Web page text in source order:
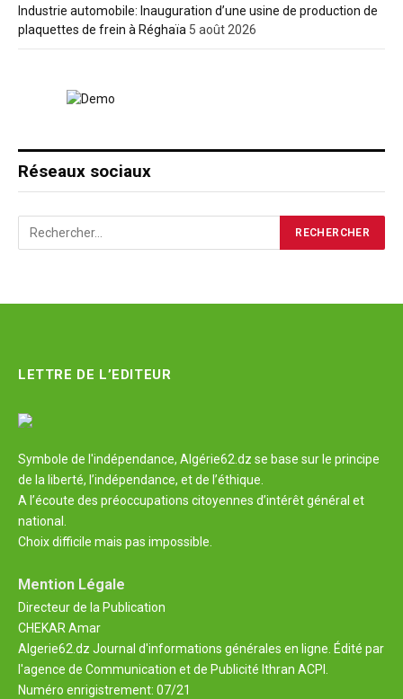
Industrie automobile: Inauguration d’une usine de production de
plaquettes de frein à Réghaïa 5 août 2026
Réseaux sociaux
LETTRE DE L’EDITEUR
Symbole de l'indépendance, Algérie62.dz se base sur le principe
de la liberté, l’indépendance, et de l’éthique.
A l’écoute des préoccupations citoyennes d’intérêt général et
national.
Choix difficile mais pas impossible.
Mention Légale
Directeur de la Publication
CHEKAR Amar
Algerie62.dz Journal d'informations générales en ligne. Édité par
l'agence de Communication et de Publicité Ithran ACPI.
Numéro enrigistrement: 07/21